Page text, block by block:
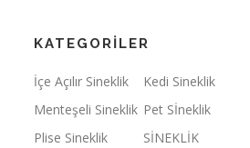
KATEGORILER
İçe Açılır Sineklik
Kedi Sineklik
Menteşeli Sineklik Pet Sİneklik
Plise Sineklik
SİNEKLİK